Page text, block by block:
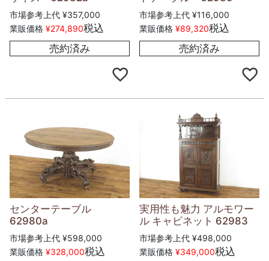
市場参考上代 ¥357,000
業販価格 ¥274,890税込
売約済み
市場参考上代 ¥116,000
業販価格 ¥89,320税込
売約済み
センターテーブル
62980a
市場参考上代 ¥598,000
業販価格 ¥328,000税込
実用性も魅力 アルモワー
ル キャビネット 62983
市場参考上代 ¥498,000
業販価格 ¥349,000税込